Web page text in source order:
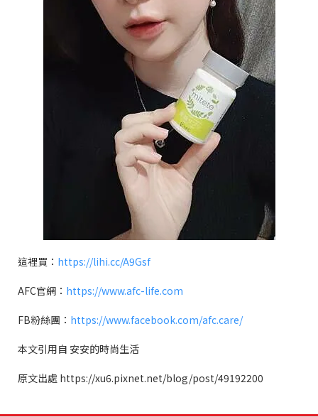
這裡買： https://lihi.cc/A9Gsf
AFC官網： https://www.afc-life.com
FB粉絲團： https://www.facebook.com/afc.care/
本文引用自 安安的時尚生活
原文出處 https://xu6.pixnet.net/blog/post/49192200